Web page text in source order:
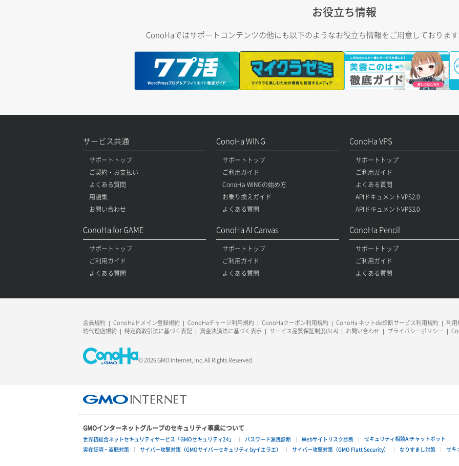
お役立ち情報
ConoHaではサポートコンテンツの他にも以下のようなお役立ち情報をご用意しておりま
サービス共通
サポートトップ
ご契約・お支払い
よくある質問
用語集
お問い合わせ
ConoHa WING
サポートトップ
ご利用ガイド
ConoHa WINGの始め方
お乗り換えガイド
よくある質問
ConoHa VPS
サポートトップ
ご利用ガイド
よくある質問
APIドキュメントVPS2.0
APIドキュメントVPS3.0
ConoHa for GAME
サポートトップ
ご利用ガイド
よくある質問
ConoHa AI Canvas
サポートトップ
ご利用ガイド
よくある質問
ConoHa Pencil
サポートトップ
ご利用ガイド
よくある質問
会員規約 ConoHaドメイン登録規約 ConoHaチャージ利用規約 ConoHaクーポン利用規約 ConoHa ネットde診断サービス利用規約
利用
約代理店規約
特定商取引法に基づく表記 資金決済法に基づく表示 サービス品質保証制度(SLA) お問い合わせ プライバシーポリシー
© 2026 GMO Internet, Inc. All Rights Reserved.
GMOインターネットグループのセキュリティ事業について
世界初総合ネットセキュリティサービス「GMOセキュリティ24」 パスワード漏洩診断 Webサイトリスク診断
セキュリティ相談AIチャットボット
実在証明・盗聴対策
サイバー攻撃対策（GMOサイバーセキュリティ byイエラエ） サイバー攻撃対策（GMO Flatt Security） なりすまし対策 セキ